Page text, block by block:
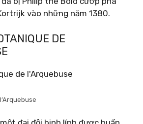
vào những năm 1380.
DE